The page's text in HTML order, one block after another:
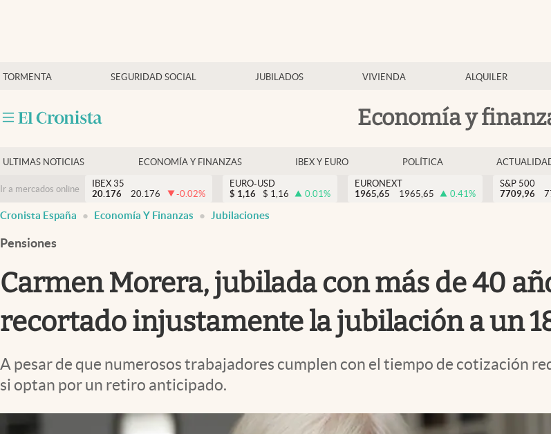
TORMENTA SEGURIDAD SOCIAL JUBILADOS VIVIENDA ALQUILER
Economía y
Economía y finanzas
Criptomonedas
ULTIMAS NOTICIAS ECONOMÍA Y FINANZAS IBEX Y EURO POLÍTICA
Ir a mercados online
IBEX 35
20.176
20.176 -0.02%
EURO-USD
$ 1,16 $ 1,16 0.01%
EURONEXT
1965,65
1965,65 0.41%
S&P 500
7709,96
Cronista España Economía Y Finanzas Jubilaciones
Pensiones
Carmen Morera, jubilada con más de 40
recortado injustamente la jubilación a un
A pesar de que numerosos trabajadores cumplen con el tiempo de cotización
si optan por un retiro anticipado.